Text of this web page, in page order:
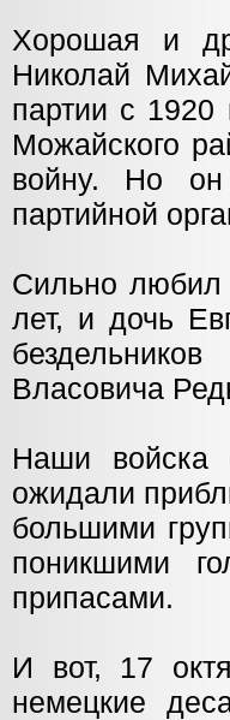
Хорошая и
Николай
партии с
Можайского
войну. Но
партийной
Сильно любил
лет, и дочь
Власовича
Наши войска
ожидали
большими
поникшими
припасами.
И вот, 17
немецкие